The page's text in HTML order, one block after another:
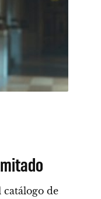
catálogo de